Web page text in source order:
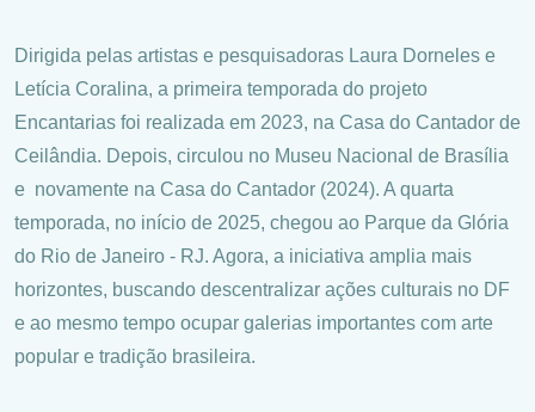
Dirigida pelas artistas e pesquisadoras Laura Dorneles e
Letícia Coralina, a primeira temporada do projeto
Encantarias foi realizada em 2023, na Casa do Cantador de
Ceilândia. Depois, circulou no Museu Nacional de Brasília
e novamente na Casa do Cantador (2024). A quarta
temporada, no início de 2025, chegou ao Parque da Glória
do Rio de Janeiro - RJ. Agora, a iniciativa amplia mais
horizontes, buscando descentralizar ações culturais no DF
e ao mesmo tempo ocupar galerias importantes com arte
popular e tradição brasileira.